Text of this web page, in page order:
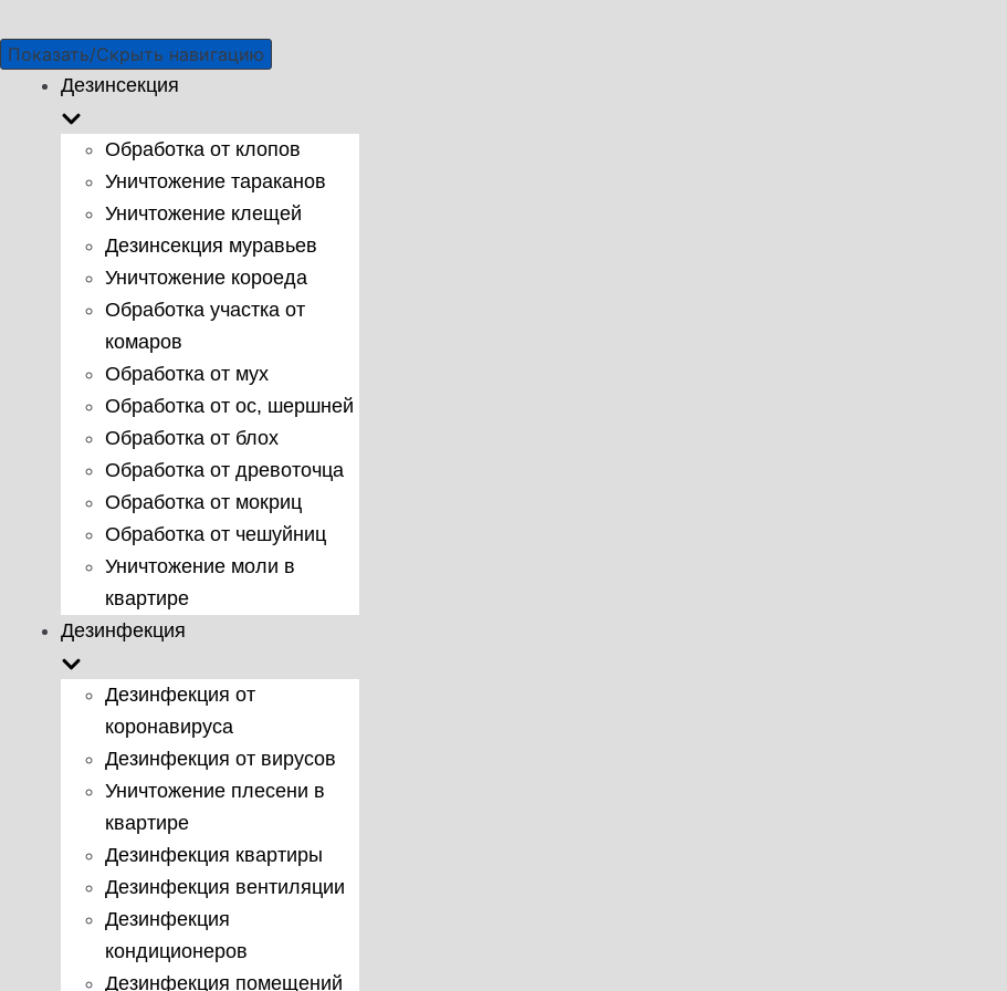
Показать/Скрыть навигацию
Дезинсекция
Обработка от клопов
Уничтожение тараканов
Уничтожение клещей
Дезинсекция муравьев
Уничтожение короеда
Обработка участка от
комаров
Обработка от мух
Обработка от ос, шершней
Обработка от блох
Обработка от древоточца
Обработка от мокриц
Обработка от чешуйниц
Уничтожение моли в
квартире
Дезинфекция
Дезинфекция от
коронавируса
Дезинфекция от вирусов
Уничтожение плесени в
квартире
Дезинфекция квартиры
Дезинфекция вентиляции
Дезинфекция
кондиционеров
Дезинфекция помещений